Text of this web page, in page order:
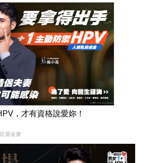
，才有資格說愛妳！
基金會